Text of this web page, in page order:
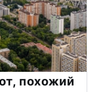
похожий